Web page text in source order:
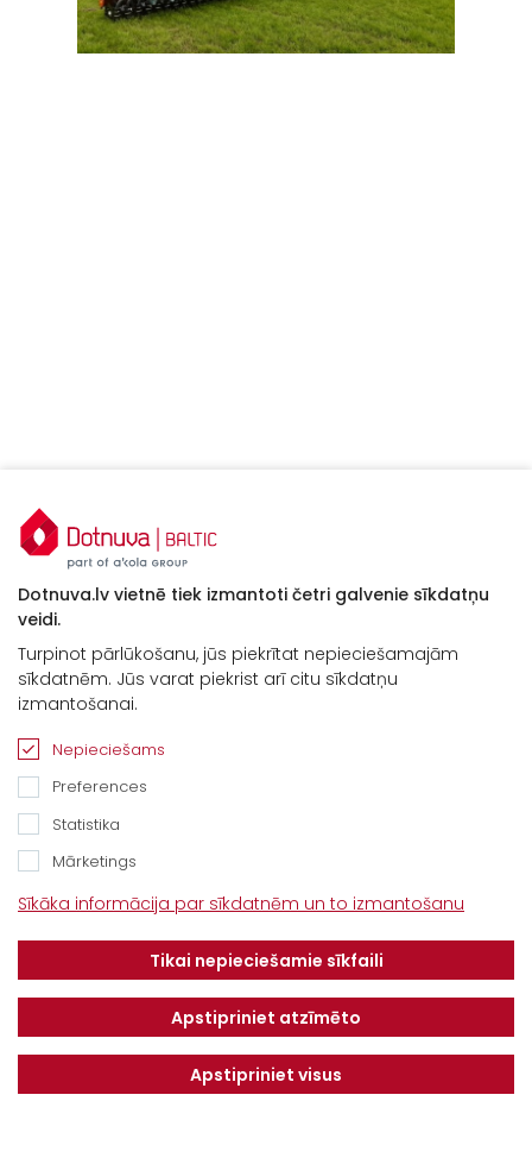
Kontakti
Jelgavas novads, LV-3043
info@dotnuvabaltic.lv
Dotnuva.lv vietnē tiek izmantoti četri galvenie sīkdatņu
veidi.
Turpinot pārlūkošanu, jūs piekrītat nepieciešamajām
sīkdatnēm. Jūs varat piekrist arī citu sīkdatņu
izmantošanai.
Nepieciešams
Preferences
Statistika
Mārketings
Sīkāka informācija par sīkdatnēm un to izmantošanu
Tikai nepieciešamie sīkfaili
Apstipriniet atzīmēto
Apstipriniet visus